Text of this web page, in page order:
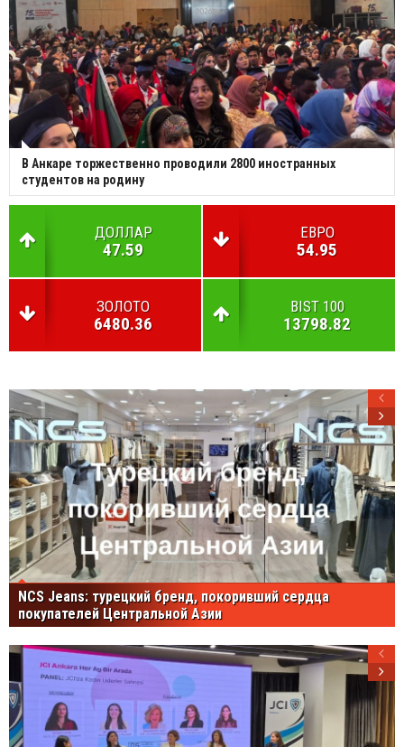
В Анкаре торжественно проводили 2800 иностранных
студентов на родину
ДОЛЛАР
47.59
ЕВРО
54.95
ЗОЛОТО
6480.36
BIST 100
13798.82
NCS Jeans: турецкий бренд, покоривший сердца
покупателей Центральной Азии